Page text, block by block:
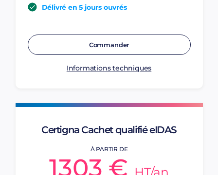
Délivré en 5 jours ouvrés
Commander
Informations techniques
Certigna Cachet qualifié eIDAS
À PARTIR DE
1303 € HT/an